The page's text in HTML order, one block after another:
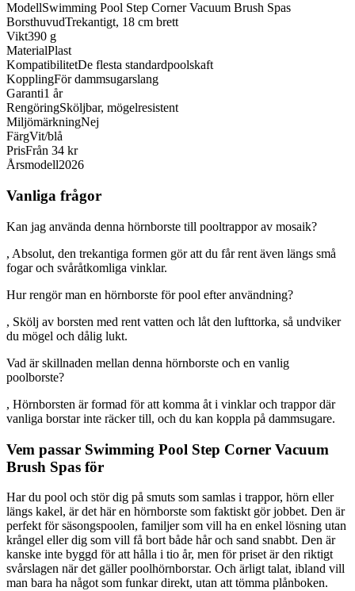
ModellSwimming Pool Step Corner Vacuum Brush Spas
BorsthuvudTrekantigt, 18 cm brett
Vikt390 g
MaterialPlast
KompatibilitetDe flesta standardpoolskaft
KopplingFör dammsugarslang
Garanti1 år
RengöringSköljbar, mögelresistent
MiljömärkningNej
FärgVit/blå
PrisFrån 34 kr
Årsmodell2026
Vanliga frågor
Kan jag använda denna hörnborste till pooltrappor av mosaik?
, Absolut, den trekantiga formen gör att du får rent även längs små
fogar och svåråtkomliga vinklar.
Hur rengör man en hörnborste för pool efter användning?
, Skölj av borsten med rent vatten och låt den lufttorka, så undviker
du mögel och dålig lukt.
Vad är skillnaden mellan denna hörnborste och en vanlig
poolborste?
, Hörnborsten är formad för att komma åt i vinklar och trappor där
vanliga borstar inte räcker till, och du kan koppla på dammsugare.
Vem passar Swimming Pool Step Corner Vacuum
Brush Spas för
Har du pool och stör dig på smuts som samlas i trappor, hörn eller
längs kakel, är det här en hörnborste som faktiskt gör jobbet. Den är
perfekt för säsongspoolen, familjer som vill ha en enkel lösning utan
krångel eller dig som vill få bort både hår och sand snabbt. Den är
kanske inte byggd för att hålla i tio år, men för priset är den riktigt
svårslagen när det gäller poolhörnborstar. Och ärligt talat, ibland vill
man bara ha något som funkar direkt, utan att tömma plånboken.